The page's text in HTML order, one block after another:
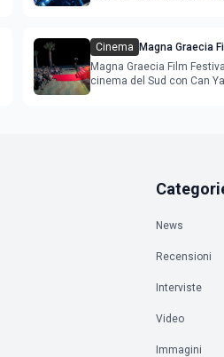
Cinema
Magna Graecia
star
Magna Graecia Film
cinema del Sud con Can
News
Recensioni
Interviste
Video
Immagini